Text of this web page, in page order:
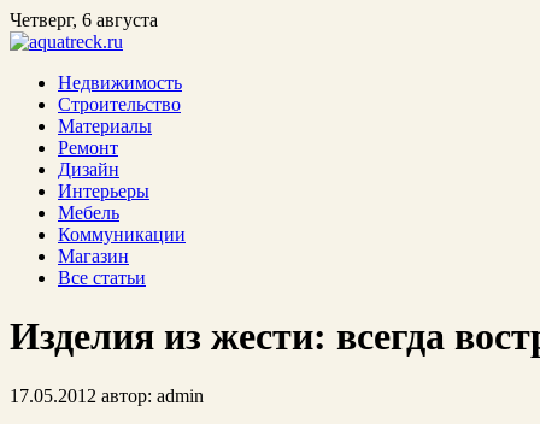
Четверг, 6 августа
Недвижимость
Строительство
Материалы
Ремонт
Дизайн
Интерьеры
Мебель
Коммуникации
Магазин
Все статьи
Изделия из жести: всегда
17.05.2012 автор: admin